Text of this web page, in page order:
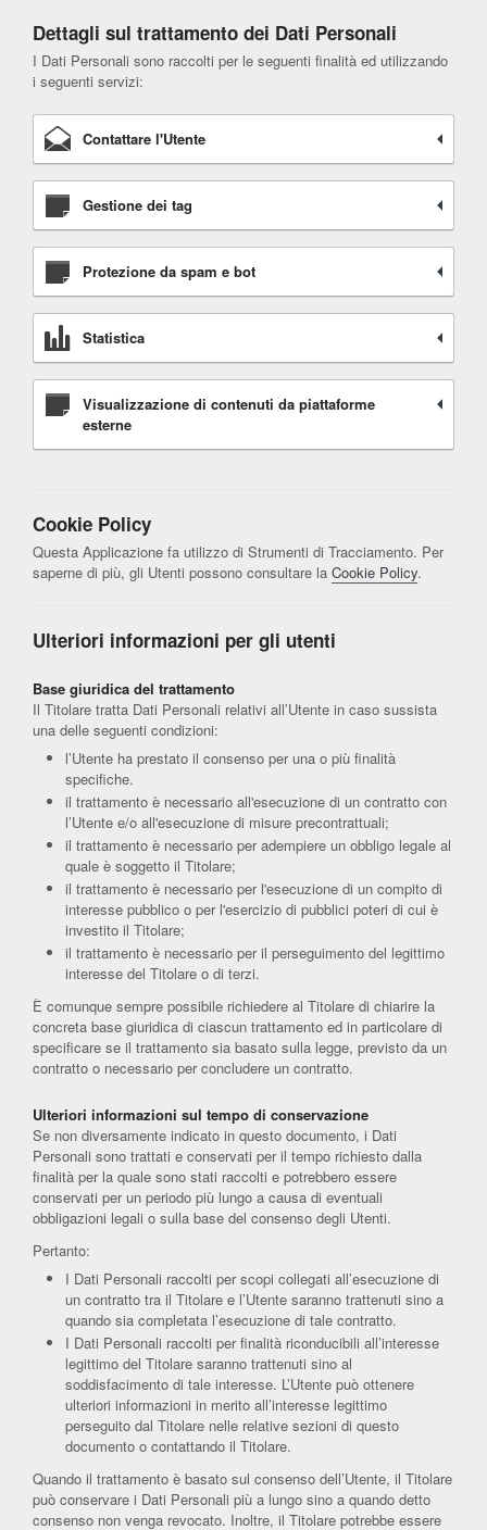
Dettagli sul trattamento dei Dati Personali
I Dati Personali sono raccolti per le seguenti finalità ed utilizzando
i seguenti servizi:
Contattare l'Utente
Gestione dei tag
Protezione da spam e bot
Statistica
Visualizzazione di contenuti da piattaforme
esterne
Cookie Policy
Questa Applicazione fa utilizzo di Strumenti di Tracciamento. Per
saperne di più, gli Utenti possono consultare la Cookie Policy.
Ulteriori informazioni per gli utenti
Base giuridica del trattamento
Il Titolare tratta Dati Personali relativi all’Utente in caso sussista
una delle seguenti condizioni:
l’Utente ha prestato il consenso per una o più finalità
specifiche.
il trattamento è necessario all'esecuzione di un contratto con
l’Utente e/o all'esecuzione di misure precontrattuali;
il trattamento è necessario per adempiere un obbligo legale al
quale è soggetto il Titolare;
il trattamento è necessario per l'esecuzione di un compito di
interesse pubblico o per l'esercizio di pubblici poteri di cui è
investito il Titolare;
il trattamento è necessario per il perseguimento del legittimo
interesse del Titolare o di terzi.
È comunque sempre possibile richiedere al Titolare di chiarire la
concreta base giuridica di ciascun trattamento ed in particolare di
specificare se il trattamento sia basato sulla legge, previsto da un
contratto o necessario per concludere un contratto.
Ulteriori informazioni sul tempo di conservazione
Se non diversamente indicato in questo documento, i Dati
Personali sono trattati e conservati per il tempo richiesto dalla
finalità per la quale sono stati raccolti e potrebbero essere
conservati per un periodo più lungo a causa di eventuali
obbligazioni legali o sulla base del consenso degli Utenti.
Pertanto:
I Dati Personali raccolti per scopi collegati all’esecuzione di
un contratto tra il Titolare e l’Utente saranno trattenuti sino a
quando sia completata l’esecuzione di tale contratto.
I Dati Personali raccolti per finalità riconducibili all’interesse
legittimo del Titolare saranno trattenuti sino al
soddisfacimento di tale interesse. L’Utente può ottenere
ulteriori informazioni in merito all’interesse legittimo
perseguito dal Titolare nelle relative sezioni di questo
documento o contattando il Titolare.
Quando il trattamento è basato sul consenso dell’Utente, il Titolare
può conservare i Dati Personali più a lungo sino a quando detto
consenso non venga revocato. Inoltre, il Titolare potrebbe essere